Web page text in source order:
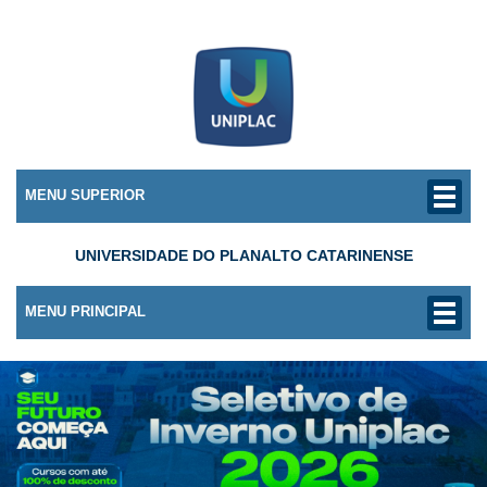
MENU SUPERIOR
UNIVERSIDADE DO PLANALTO CATARINENSE
MENU PRINCIPAL